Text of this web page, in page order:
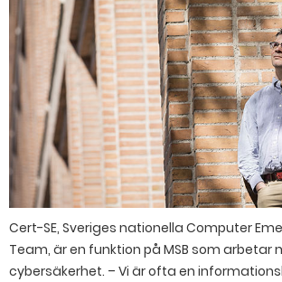
Cert-SE, Sveriges nationella Computer
Team, är en funktion på MSB som arbetar
cybersäkerhet. – Vi är ofta en